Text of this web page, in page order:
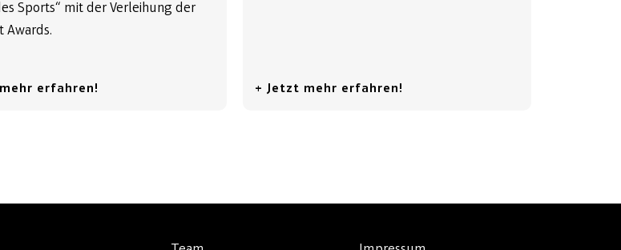
Sports“ mit der Verleihung der
Awards.
erfahren! + Jetzt mehr erfahren!